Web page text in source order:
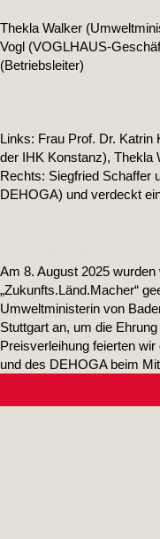
Thekla Walker
Vogl (VOGLHAUS-
(Betriebsleiter)
Links: Frau Prof. Dr.
der IHK Konstanz), Thekla
Rechts: Siegfried Schaffer
DEHOGA) und verdeckt
Am 8. August 2025
„Zukunfts.Länd.Macher“
Umweltministerin von
Stuttgart an, um die
Preisverleihung feierten
und des DEHOGA beim